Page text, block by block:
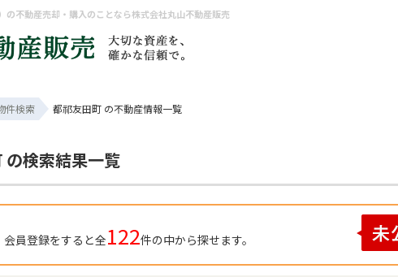
不動産売却・購入のことなら株式会社丸山不動産販売
件検索 都祁友田町 の不動産情報一覧
の検索結果一覧
会員登録をすると全122件の中から探せます。